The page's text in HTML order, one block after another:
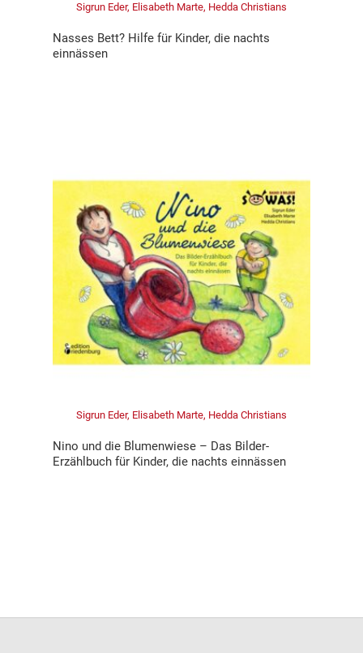
Sigrun Eder, Elisabeth Marte, Hedda Christians
Nasses Bett? Hilfe für Kinder, die nachts
einnässen
Sigrun Eder, Elisabeth Marte, Hedda Christians
Nino und die Blumenwiese – Das Bilder-
Erzählbuch für Kinder, die nachts einnässen